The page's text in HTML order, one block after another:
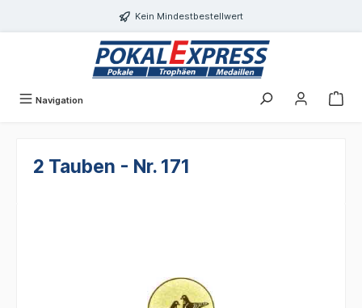
Kein Mindestbestellwert
Navigation
2 Tauben - Nr. 171